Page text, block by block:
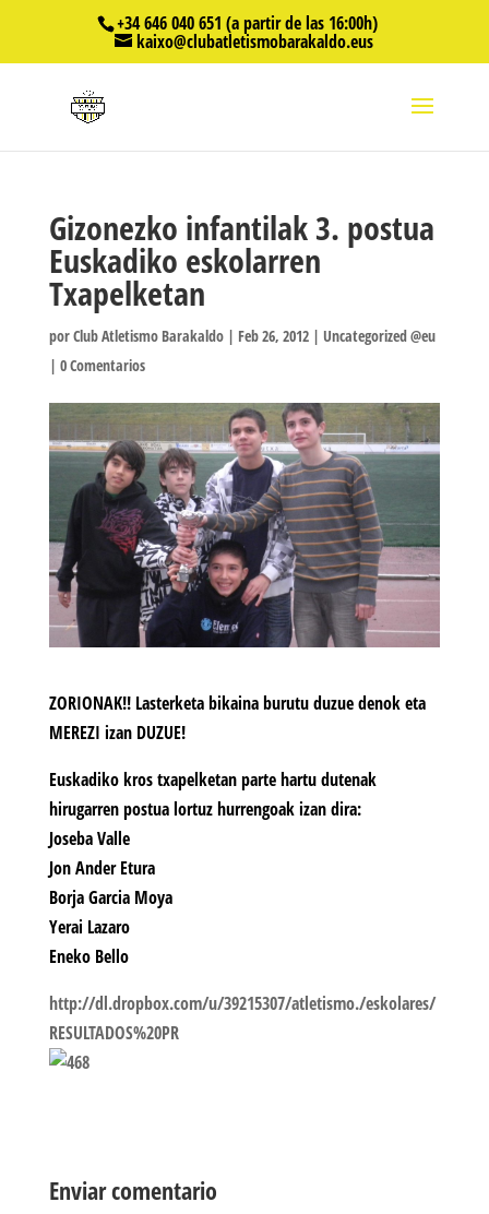
+34 646 040 651 (a partir de las 16:00h)
kaixo@clubatletismobarakaldo.eus
Gizonezko infantilak 3. postua
Euskadiko eskolarren
Txapelketan
porClub Atletismo Barakaldo| Feb 26, 2012| Uncategorized @eu
| 0 Comentarios
ZORIONAK!! Lasterketa bikaina burutu duzue denok eta
MEREZI izan DUZUE!
Euskadiko kros txapelketan parte hartu dutenak
hirugarren postua lortuz hurrengoak izan dira:
Joseba Valle
Jon Ander Etura
Borja Garcia Moya
Yerai Lazaro
Eneko Bello
http://dl.dropbox.com/u/39215307/atletismo./eskolares/
RESULTADOS%20PR
Enviar comentario